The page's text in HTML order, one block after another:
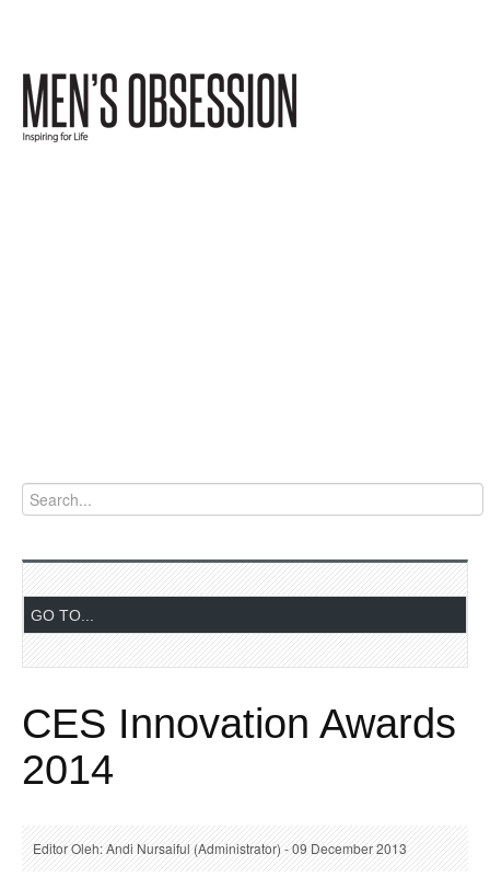
CES Innovation Awards
2014
Editor Oleh: Andi Nursaiful (Administrator) - 09 December 2013